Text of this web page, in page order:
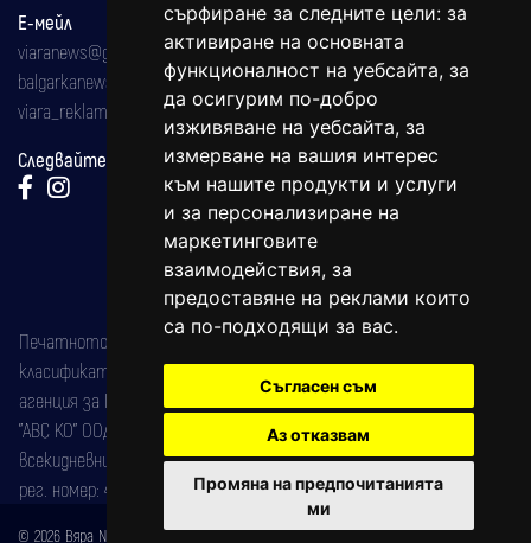
сърфиране за следните цели: за
активиране на основната
функционалност на уебсайта, за
да осигурим по-добро
изживяване на уебсайта, за
измерване на вашия интерес
към нашите продукти и услуги
и за персонализиране на
маркетинговите
взаимодействия, за
предоставяне на реклами които
са по-подходящи за вас.
Съгласен съм
Аз отказвам
Промяна на предпочитанията
ми
Е-мейл
viaranews@gmail.com
balgarkanews@gmail.com
viara_reklama@mail.bg
Следвайте ни:
Печатното издание на вестника е регистрирано в националния
класификатор на печатните издания (Българска национална
агенция за ISSN) под номер: ISSN 1312-4722.
"АВС КО" ООД е притежател на марката: Вяра информационен
всекидневник на югозападна България, със свидетелство за марка
рег. номер: 47857/11.05.2004 година.
© 2026 Вяра News Всички права запазени!